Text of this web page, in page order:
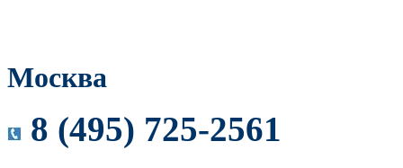
Москва
8 (495) 725-2561